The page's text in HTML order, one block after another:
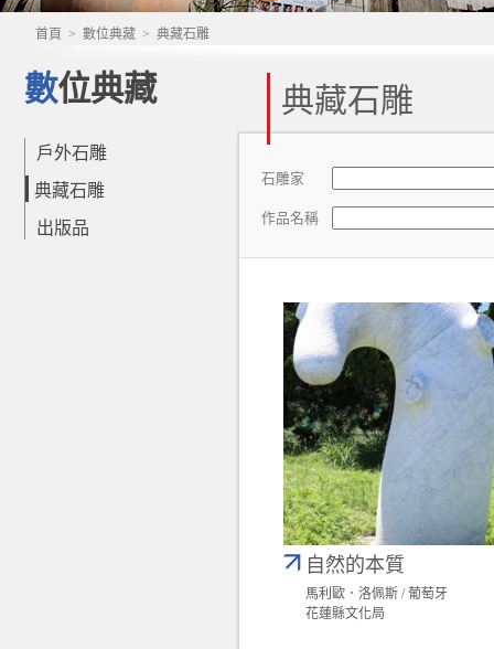
首頁 > 數位典藏 > 典藏石雕
數位典藏
戶外石雕
典藏石雕
出版品
典藏石雕
石雕家
作品名稱
自然的本質
馬利歐．洛佩斯 / 葡萄牙
花蓮縣文化局